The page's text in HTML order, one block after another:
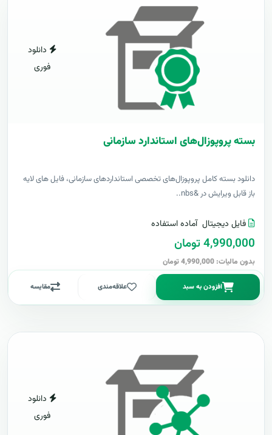
دانلود
فوری
بسته پروپوزال‌های استاندارد سازمانی
دانلود بسته کامل پروپوزال‌های تخصصی استانداردهای سازمانی، فایل های لایه
باز قابل ویرایش در &nbs..
فایل دیجیتال آماده استفاده
4,990,000 تومان
بدون مالیات: 4,990,000 تومان
افزودن به سبد علاقه‌مندی مقایسه
دانلود
فوری